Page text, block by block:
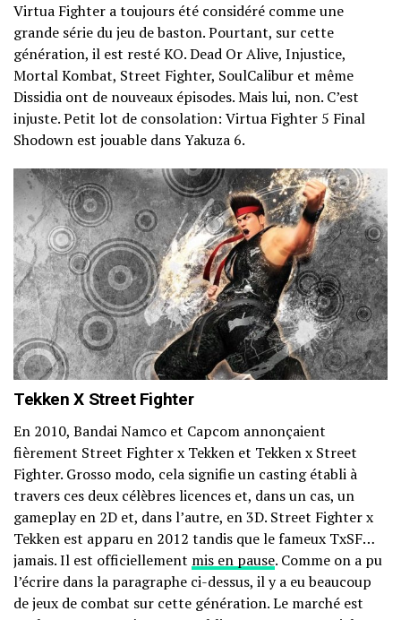
Virtua Fighter a toujours été considéré comme une
grande série du jeu de baston. Pourtant, sur cette
génération, il est resté KO. Dead Or Alive, Injustice,
Mortal Kombat, Street Fighter, SoulCalibur et même
Dissidia ont de nouveaux épisodes. Mais lui, non. C’est
injuste. Petit lot de consolation: Virtua Fighter 5 Final
Shodown est jouable dans Yakuza 6.
Tekken X Street Fighter
En 2010, Bandai Namco et Capcom annonçaient
fièrement Street Fighter x Tekken et Tekken x Street
Fighter. Grosso modo, cela signifie un casting établi à
travers ces deux célèbres licences et, dans un cas, un
gameplay en 2D et, dans l’autre, en 3D. Street Fighter x
Tekken est apparu en 2012 tandis que le fameux TxSF…
jamais. Il est officiellement mis en pause. Comme on a pu
l’écrire dans la paragraphe ci-dessus, il y a eu beaucoup
de jeux de combat sur cette génération. Le marché est